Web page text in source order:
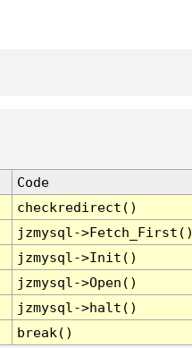
Code
checkredirect()
jzmysql-
jzmysql->Init()
jzmysql->Open()
jzmysql->halt()
break()